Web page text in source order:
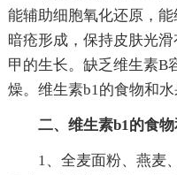
能辅助细胞氧化还原，
暗疮形成，保持皮肤光
甲的生长。缺乏维生素B
燥。维生素b1的食物和
二、维生素b1的食
1、全麦面粉、燕麦